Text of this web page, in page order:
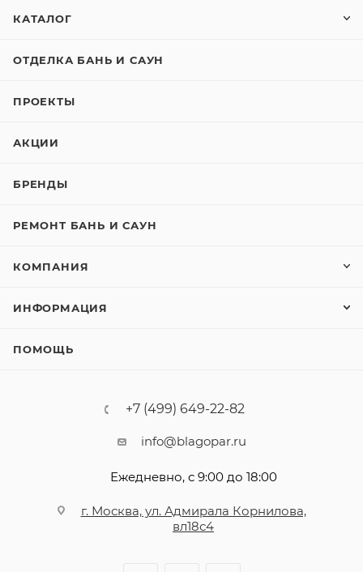
КАТАЛОГ
ОТДЕЛКА БАНЬ И САУН
ПРОЕКТЫ
АКЦИИ
БРЕНДЫ
РЕМОНТ БАНЬ И САУН
КОМПАНИЯ
ИНФОРМАЦИЯ
ПОМОЩЬ
+7 (499) 649-22-82
info@blagopar.ru
Ежедневно, с 9:00 до 18:00
г. Москва, ул. Адмирала Корнилова,
вл18с4